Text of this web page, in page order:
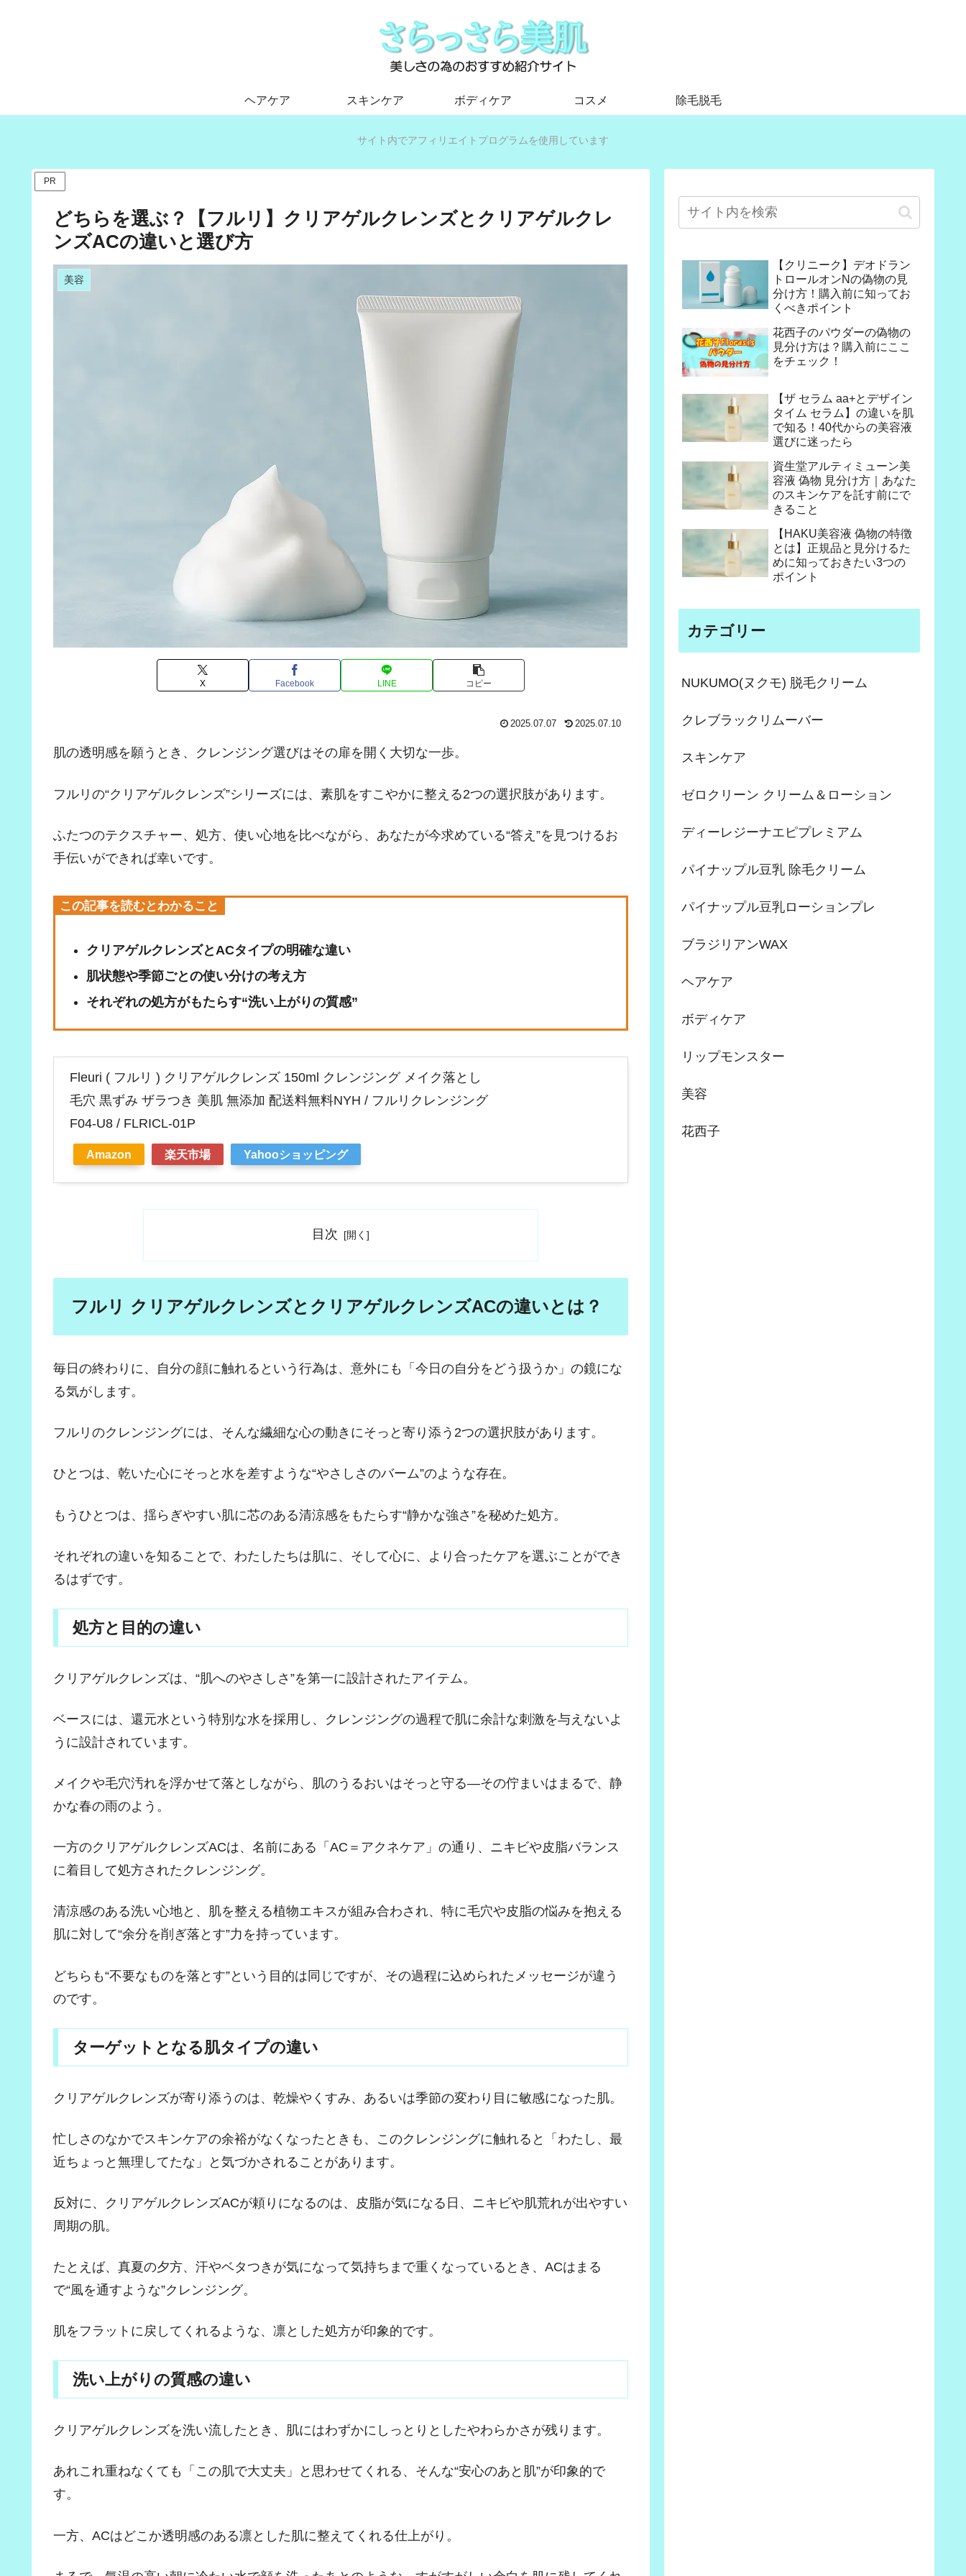
ヘアケア スキンケア ボディケア コスメ 除毛脱毛
サイト内でアフィリエイトプログラムを使用しています
PR
どちらを選ぶ？【フルリ】クリアゲルクレンズとクリアゲルクレ
ンズACの違いと選び方
美容
X Facebook LINE コピー
2025.07.07 2025.07.10
肌の透明感を願うとき、クレンジング選びはその扉を開く大切な一歩。
フルリの“クリアゲルクレンズ”シリーズには、素肌をすこやかに整える2つの選択肢があります。
ふたつのテクスチャー、処方、使い心地を比べながら、あなたが今求めている“答え”を見つけるお
手伝いができれば幸いです。
この記事を読むとわかること
クリアゲルクレンズとACタイプの明確な違い
肌状態や季節ごとの使い分けの考え方
それぞれの処方がもたらす“洗い上がりの質感”
Fleuri ( フルリ ) クリアゲルクレンズ 150ml クレンジング メイク落とし
毛穴 黒ずみ ザラつき 美肌 無添加 配送料無料NYH / フルリクレンジング
F04-U8 / FLRICL-01P
Amazon 楽天市場 Yahooショッピング
目次
フルリ クリアゲルクレンズとクリアゲルクレンズACの違いとは？
毎日の終わりに、自分の顔に触れるという行為は、意外にも「今日の自分をどう扱うか」の鏡にな
る気がします。
フルリのクレンジングには、そんな繊細な心の動きにそっと寄り添う2つの選択肢があります。
ひとつは、乾いた心にそっと水を差すような“やさしさのバーム”のような存在。
もうひとつは、揺らぎやすい肌に芯のある清涼感をもたらす“静かな強さ”を秘めた処方。
それぞれの違いを知ることで、わたしたちは肌に、そして心に、より合ったケアを選ぶことができ
るはずです。
処方と目的の違い
クリアゲルクレンズは、“肌へのやさしさ”を第一に設計されたアイテム。
ベースには、還元水という特別な水を採用し、クレンジングの過程で肌に余計な刺激を与えないよ
うに設計されています。
メイクや毛穴汚れを浮かせて落としながら、肌のうるおいはそっと守る―その佇まいはまるで、静
かな春の雨のよう。
一方のクリアゲルクレンズACは、名前にある「AC＝アクネケア」の通り、ニキビや皮脂バランス
に着目して処方されたクレンジング。
清涼感のある洗い心地と、肌を整える植物エキスが組み合わされ、特に毛穴や皮脂の悩みを抱える
肌に対して“余分を削ぎ落とす”力を持っています。
どちらも“不要なものを落とす”という目的は同じですが、その過程に込められたメッセージが違う
のです。
ターゲットとなる肌タイプの違い
クリアゲルクレンズが寄り添うのは、乾燥やくすみ、あるいは季節の変わり目に敏感になった肌。
忙しさのなかでスキンケアの余裕がなくなったときも、このクレンジングに触れると「わたし、最
近ちょっと無理してたな」と気づかされることがあります。
反対に、クリアゲルクレンズACが頼りになるのは、皮脂が気になる日、ニキビや肌荒れが出やすい
周期の肌。
たとえば、真夏の夕方、汗やベタつきが気になって気持ちまで重くなっているとき、ACはまる
で“風を通すような”クレンジング。
肌をフラットに戻してくれるような、凛とした処方が印象的です。
洗い上がりの質感の違い
クリアゲルクレンズを洗い流したとき、肌にはわずかにしっとりとしたやわらかさが残ります。
あれこれ重ねなくても「この肌で大丈夫」と思わせてくれる、そんな“安心のあと肌”が印象的で
す。
一方、ACはどこか透明感のある凛とした肌に整えてくれる仕上がり。
【クリニーク】デオドラン
トロールオンNの偽物の見
分け方！購入前に知ってお
くべきポイント
花西子のパウダーの偽物の
見分け方は？購入前にここ
をチェック！
【ザ セラム aa+とデザイン
タイム セラム】の違いを肌
で知る！40代からの美容液
選びに迷ったら
資生堂アルティミューン美
容液 偽物 見分け方｜あなた
のスキンケアを託す前にで
きること
【HAKU美容液 偽物の特徴
とは】正規品と見分けるた
めに知っておきたい3つの
ポイント
カテゴリー
NUKUMO(ヌクモ) 脱毛クリーム
クレブラックリムーバー
スキンケア
ゼロクリーン クリーム＆ローション
ディーレジーナエピプレミアム
パイナップル豆乳 除毛クリーム
パイナップル豆乳ローションプレ
ブラジリアンWAX
ヘアケア
ボディケア
リップモンスター
美容
花西子